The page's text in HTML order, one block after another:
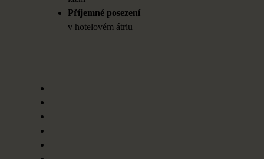
Příjemné posezení
v hotelovém átriu